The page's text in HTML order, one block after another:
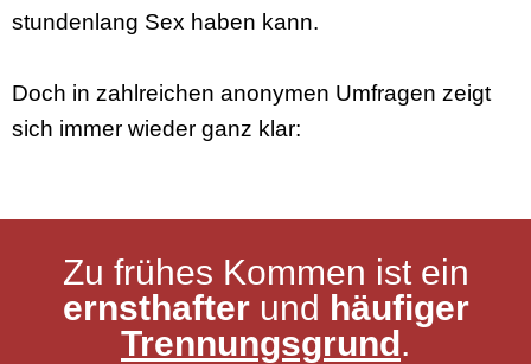
stundenlang Sex haben kann.
Doch in zahlreichen anonymen Umfragen zeigt
sich immer wieder ganz klar:
Zu frühes Kommen ist ein
ernsthafter und häufiger
Trennungsgrund.